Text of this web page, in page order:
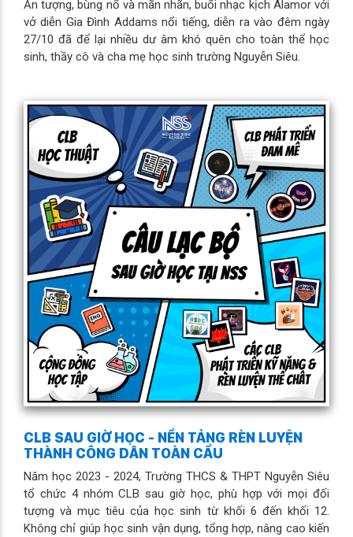
Ấn tượng, bùng nổ và mãn nhãn, buổi nhạc kịch Alamor với
vở diễn Gia Đình Addams nổi tiếng, diễn ra vào đêm ngày
27/10 đã để lại nhiều dư âm khó quên cho toàn thể học
sinh, thầy cô và cha mẹ học sinh trường Nguyễn Siêu.
CLB SAU GIỜ HỌC - NỀN TẢNG RÈN LUYỆN
THÀNH CÔNG DÂN TOÀN CẦU
Năm học 2023 - 2024, Trường THCS & THPT Nguyễn Siêu
tổ chức 4 nhóm CLB sau giờ học, phù hợp với mọi đối
tượng và mục tiêu của học sinh từ khối 6 đến khối 12.
Không chỉ giúp học sinh vận dụng, tổng hợp, nâng cao kiến